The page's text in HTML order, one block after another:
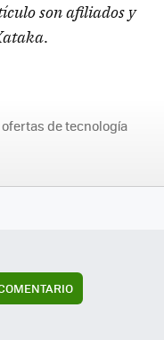
son afiliados y
.
ofertas de tecnología